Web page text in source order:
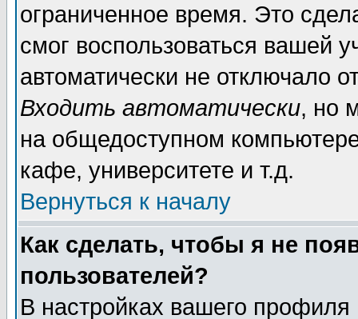
ограниченное время. Это
смог воспользоваться вашей
автоматически не отключало
Входить автоматически, но
на общедоступном
кафе, университете и т.д.
Вернуться к началу
Как сделать, чтобы я не
пользователей?
В настройках вашего